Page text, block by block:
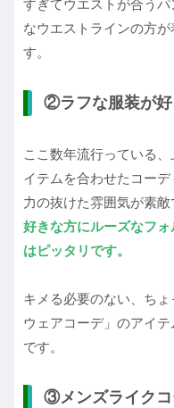
すぎてウエストが合う
なウエストラインの方
す。
②ラフな服装が
ここ数年流行っている
イテムを合わせたコーデ
力の抜けた雰囲気が素敵
好きな方にルーズなフォ
はピッタリです。
キメる必要のない、ち
ウェアコーデ」のアイ
です。
③メンズライク